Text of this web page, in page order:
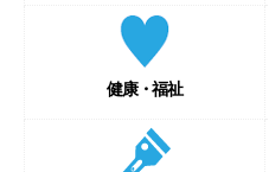
健康・福祉